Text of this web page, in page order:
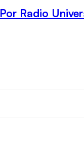
Por Radio